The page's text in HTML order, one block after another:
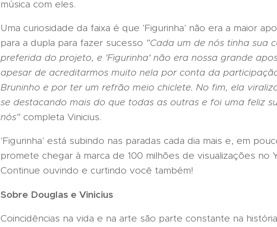
música com eles.
Uma curiosidade da faixa é que 'Figurinha' não era a maior
para a dupla para fazer sucesso "Cada um de nós tinha sua
preferida do projeto, e 'Figurinha' não era nossa grande
apesar de acreditarmos muito nela por conta da
Bruninho e por ter um refrão meio chiclete. No fim, ela
se destacando mais do que todas as outras e foi uma feliz
nós" completa Vinicius.
'Figurinha' está subindo nas paradas cada dia mais e, em
promete chegar à marca de 100 milhões de visualizações no
Continue ouvindo e curtindo você também!
Sobre Douglas e Vinicius
Coincidências na vida e na arte são parte constante na